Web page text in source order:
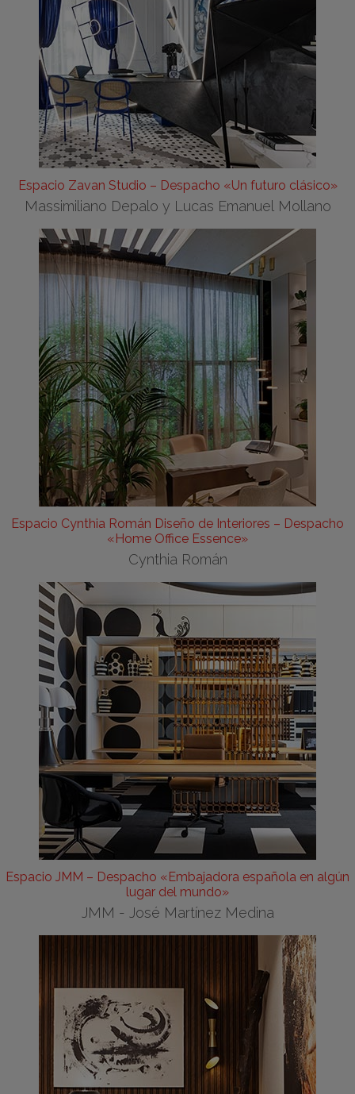
Espacio Zavan Studio – Despacho «Un futuro clásico»
Massimiliano Depalo y Lucas Emanuel Mollano
Espacio Cynthia Román Diseño de Interiores – Despacho
«Home Office Essence»
Cynthia Román
Espacio JMM – Despacho «Embajadora española en algún
lugar del mundo»
JMM - José Martínez Medina